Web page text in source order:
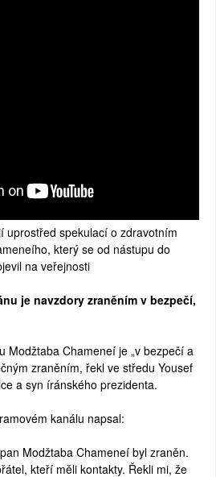
uprostřed spekulací o zdravotním
který se od nástupu do
na veřejnosti
je navzdory zraněním v bezpečí,
Modžtaba Chameneí je „v bezpečí a
zraněním, řekl ve středu Yousef
a syn íránského prezidenta.
kanálu napsal:
Modžtaba Chameneí byl zraněn.
kteří měli kontakty. Řekli mi, že